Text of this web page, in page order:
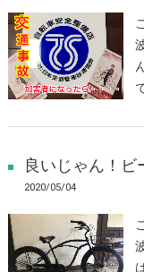
良いじゃん！ビ
2020/05/04